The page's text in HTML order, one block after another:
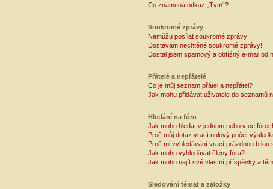
Co znamená odkaz „Tým“?
Soukromé zprávy
Nemůžu posílat soukromé zprávy!
Dostávám nechtěné soukromé zprávy!
Dostal jsem spamový a obtížný e-mail od
Přátelé a nepřátelé
Co je můj seznam přátel a nepřátel?
Jak mohu přidávat uživatele do seznamů
Hledání na fóru
Jak mohu hledat v jednom nebo více
Proč můj dotaz vrací nulový počet
Proč mi vyhledávání vrací prázdnou bílou
Jak mohu vyhledávat členy fóra?
Jak mohu najít své vlastní příspěvky a
Sledování témat a záložky